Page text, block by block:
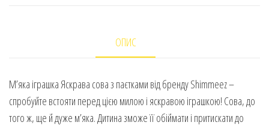
ОПИС
М’яка іграшка Яскрава сова з паєтками від бренду Shimmeez –
спробуйте встояти перед цією милою і яскравою iграшкою! Сова, до
того ж, ще й дуже м’яка. Дитина зможе її обіймати і притискати до